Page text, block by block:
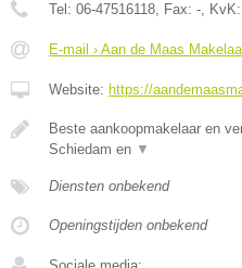
Tel: 06-47516118, Fax: -, KvK:
E-mail › Aan de Maas
Website: https://
Beste aankoopmakelaar en
Schiedam en ▼
Diensten onbekend
Openingstijden onbekend